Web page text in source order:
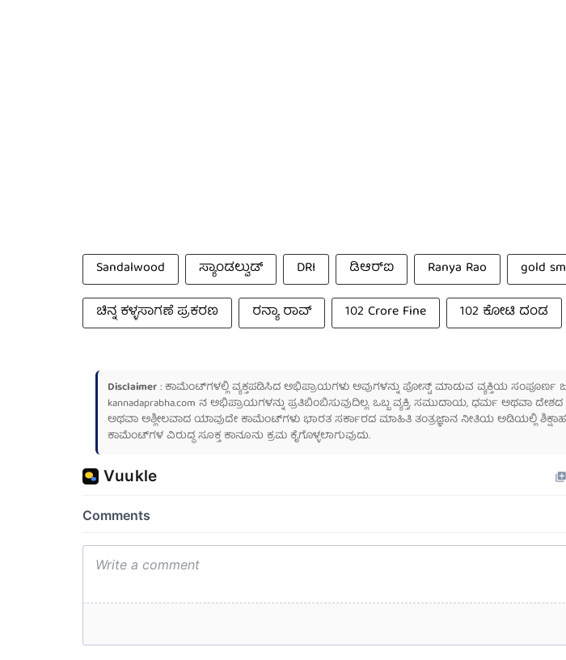
Sandalwood ಸ್ಯಾಂಡಲ್ವುಡ್ DRI ಡಿಆರ್‌ಐ Ranya Rao
gold
ಚಿನ್ನ ಕಳ್ಳಸಾಗಣೆ ಪ್ರಕರಣ
ರನ್ಯಾ ರಾವ್ 102 Crore Fine 102 ಕೋಟಿ ದಂಡ
Disclaimer: ಕಾಮೆಂಟ್‌ಗಳಲ್ಲಿ ವ್ಯಕ್ತಪಡಿಸಿದ ಅಭಿಪ್ರಾಯಗಳು ಅವುಗಳನ್ನು ಪೋಸ್ಟ್ ಮಾಡುವ ವ್ಯಕ್ತಿಯ ಸಂಪೂರ್ಣ
kannadaprabha.com ನ ಅಭಿಪ್ರಾಯಗಳನ್ನು ಪ್ರತಿಬಿಂಬಿಸುವುದಿಲ್ಲ. ಒಬ್ಬ ವ್ಯಕ್ತಿ, ಸಮುದಾಯ, ಧರ್ಮ ಅಥವಾ
ಅಥವಾ ಅಶ್ಲೀಲವಾದ ಯಾವುದೇ ಕಾಮೆಂಟ್‌ಗಳು ಭಾರತ ಸರ್ಕಾರದ ಮಾಹಿತಿ ತಂತ್ರಜ್ಞಾನ ನೀತಿಯ ಅಡಿಯಲ್ಲಿ
ಕಾಮೆಂಟ್‌ಗಳ ವಿರುದ್ಧ ಸೂಕ್ತ ಕಾನೂನು ಕ್ರಮ ಕೈಗೊಳ್ಳಲಾಗುವುದು.